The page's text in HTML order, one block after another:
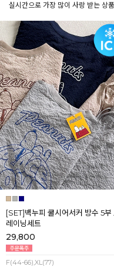
실시간으로 가장 많이 사랑 받는 상품
[SET]백누피 쿨시어서커 방수 5부
레이닝세트
29,800
F(44-66),XL(77)